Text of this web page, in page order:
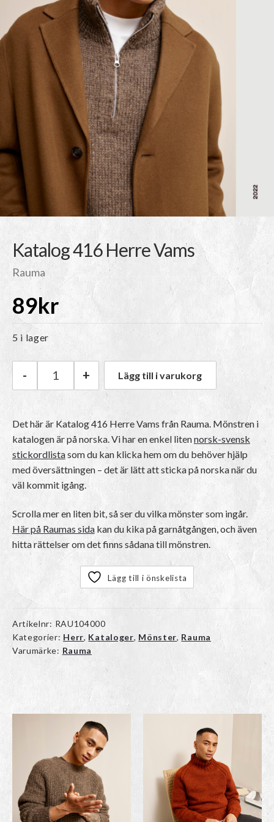
Katalog 416 Herre Vams
Rauma
89kr
5 i lager
Rauma Katalog 416 Herre Vams mängd
- + Lägg till i varukorg
Det här är Katalog 416 Herre Vams från Rauma. Mönstren i
katalogen är på norska. Vi har en enkel litennorsk-svensk
stickordlistasom du kan klicka hem om du behöver hjälp
med översättningen – det är lätt att sticka på norska när du
väl kommit igång.
Scrolla mer en liten bit, så ser du vilka mönster som ingår.
Här på Raumas sidakan du kika på garnåtgången, och även
hitta rättelser om det finns sådana till mönstren.
Lägg till i önskelista
Artikelnr: RAU104000
Kategorier: Herr, Kataloger, Mönster, Rauma
Varumärke: Rauma